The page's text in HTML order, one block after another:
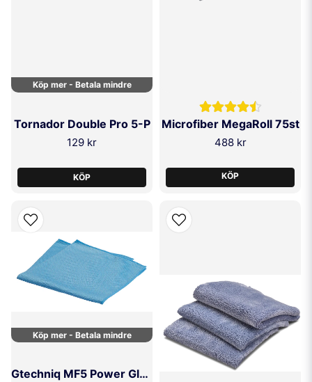
Köp mer - Betala mindre
Tornador Double Pro 5-P
129 kr
KÖP
Microfiber MegaRoll 75st
488 kr
KÖP
Köp mer - Betala mindre
Gtechniq MF5 Power Glass Cloth